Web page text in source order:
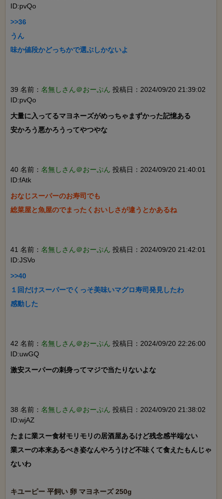
ID:pvQo
>>36
うん
味か値段かどっちかで選ぶしかないよ
39 名前： 名無しさん＠おーぷん 投稿日：2024/09/20 21:39:02
ID:pvQo
大量に入ってるマヨネーズがめっちゃまずかった記憶ある
安かろう悪かろうってやつやな
40 名前： 名無しさん＠おーぷん 投稿日：2024/09/20 21:40:01
ID:fAtk
おなじスーパーのお寿司でも
総菜屋と魚屋のでまったくおいしさが違うとかあるね
41 名前： 名無しさん＠おーぷん 投稿日：2024/09/20 21:42:01
ID:JSVo
>>40
１回だけスーパーでくっそ美味いマグロ寿司発見したわ
感動した
42 名前： 名無しさん＠おーぷん 投稿日：2024/09/20 22:26:00
ID:uwGQ
激安スーパーの刺身ってマジで当たりないよな
38 名前： 名無しさん＠おーぷん 投稿日：2024/09/20 21:38:02
ID:wjAZ
たまに業スー食材モリモリの居酒屋あるけど残念感半端ない
業スーの本来あるべき姿なんやろうけど不味くて食えたもんじゃ
ないわ